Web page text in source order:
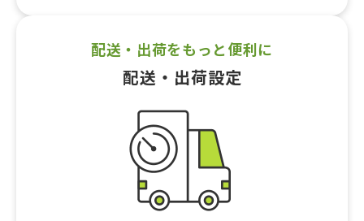
配送・出荷をもっと便利に
配送・出荷設定